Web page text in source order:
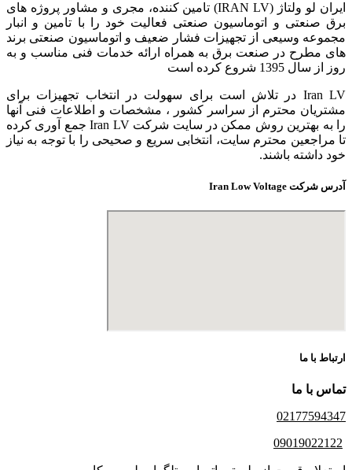
ایران لو ولتاژ (IRAN LV) تامین کننده، مجری و مشاور پروژه های
برق صنعتی و اتوماسیون صنعتی فعالیت خود را با تامین و انبار
مجموعه وسیعی از تجهیزات فشار ضعیف و اتوماسیون صنعتی برند
های مطرح در صنعت برق به همراه ارائه خدمات فنی مناسب و به
روز از سال 1395 شروع کرده است
Iran LV در تلاش است برای سهولت در انتخاب تجهیزات برای
مشتریان محترم از سراسر کشور ، مشخصات و اطلاعات فنی آنها
را به بهترین روش ممکن در سایت شرکت Iran LV جمع آوری کرده
تا مراجعین محترم سایت، انتخابی سریع و صحیحی را با توجه به نیاز
خود داشته باشند.
آدرس شرکت Iran Low Voltage
ارتباط با ما
تماس با ما
02177594347
09019022122